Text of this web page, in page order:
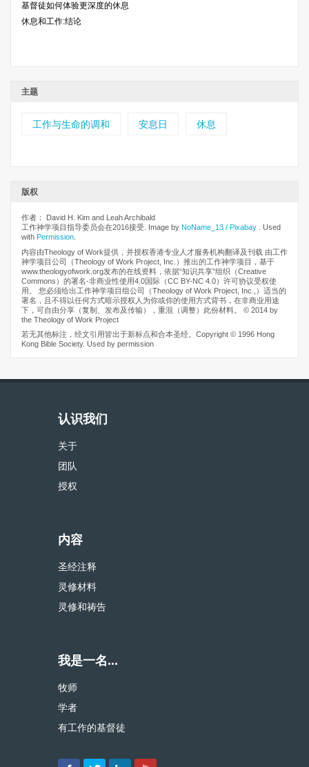
基督徒如何体验更深度的休息
休息和工作:结论
主题
工作与生命的调和 安息日 休息
版权
作者： David H. Kim and Leah Archibald
工作神学项目指导委员会在2016接受. Image by NoName_13 / Pixabay
. Used
with Permission
内容由Theology of Work提供，并授权香港专业人才服务机构翻译及刊载 由工作
神学项目公司（Theology of Work Project, Inc.）推出的工作神学项目，基于
www.theologyofwork.org发布的在线资料，依据“知识共享”组织（Creative
Commons）的署名-非商业性使用4.0国际（CC BY-NC 4.0）许可协议受权使
用。 您必须给出工作神学项目组公司（Theology of Work Project, Inc.,）适当的
署名，且不得以任何方式暗示授权人为你或你的使用方式背书，在非商业用途
下，可自由分享（复制、发布及传输），重混（调整）此份材料。 © 2014 by
the Theology of Work Project
若无其他标注，经文引用皆出于新标点和合本圣经。Copyright © 1996 Hong
Kong Bible Society. Used by permission
认识我们
关于
团队
授权
内容
圣经注释
灵修材料
灵修和祷告
我是一名...
牧师
学者
有工作的基督徒